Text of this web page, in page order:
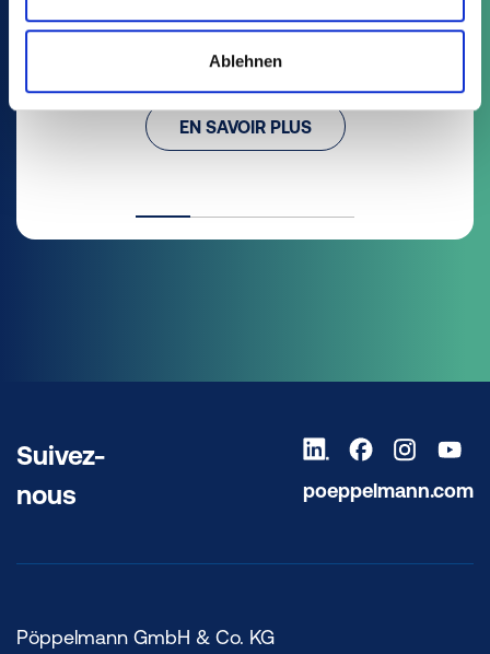
Ablehnen
3 Article
Conteneurs 5° avec étiquette In-Mould-Labelling
EN SAVOIR PLUS
Suivez-
nous
poeppelmann.com
Pöppelmann GmbH & Co. KG